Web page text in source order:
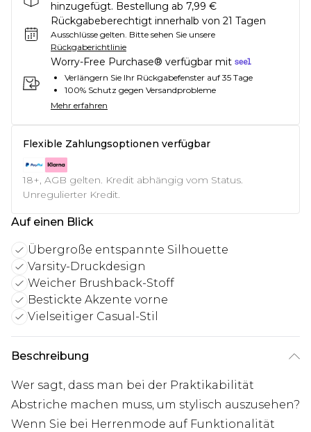
hinzugefügt. Bestellung ab 7,99 €
Rückgabeberechtigt innerhalb von 21 Tagen
Ausschlüsse gelten. Bitte sehen Sie unsere
Rückgaberichtlinie
Worry-Free Purchase® verfügbar mit
Verlängern Sie Ihr Rückgabefenster auf 35 Tage
100% Schutz gegen Versandprobleme
Mehr erfahren
Flexible Zahlungsoptionen verfügbar
18+, AGB gelten. Kredit abhängig vom Status.
Unregulierter Kredit.
Auf einen Blick
Übergroße entspannte Silhouette
Varsity-Druckdesign
Weicher Brushback-Stoff
Bestickte Akzente vorne
Vielseitiger Casual-Stil
Beschreibung
Wer sagt, dass man bei der Praktikabilität
Abstriche machen muss, um stylisch auszusehen?
Wenn Sie bei Herrenmode auf Funktionalität